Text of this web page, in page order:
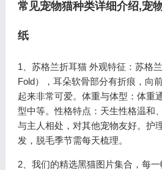
常见宠物猫种类详细介绍,宠
纸
1、苏格兰折耳猫 外观特征：苏格
Fold），耳朵软骨部分有折痕，向
起来非常可爱。体重与体型：体重
型中等。性格特点：天生性格温和
与主人相处，对其他宠物友好。护
发，脱毛季节需每天梳理。
2、我们的精选黑猫图片集合，每